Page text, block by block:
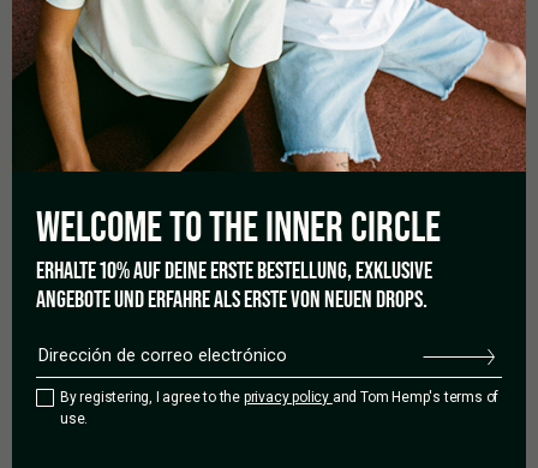
Basado en 1 reseñas.
5 estrellas
100%
3 estrellas
0%
1 estrella
Añadir una reseña
WELCOME TO THEINNER CIRCLE
ERHALTE 10% AUF DEINE ERSTE BESTELLUNG, EXKLUSIVE
ANGEBOTE UND ERFAHRE ALS ERSTE VON NEUEN DROPS.
By registering, I agree to the privacy policy and Tom Hemp's terms of
use.